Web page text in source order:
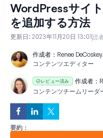
WordPressサイ
を追加する方法
更新日: 2023年11月20日 13:01読
作成者： Renee DeCoskey
コンテンツエディター
レビュー済み 作成者：
コンテンツチームリーダ
要約：